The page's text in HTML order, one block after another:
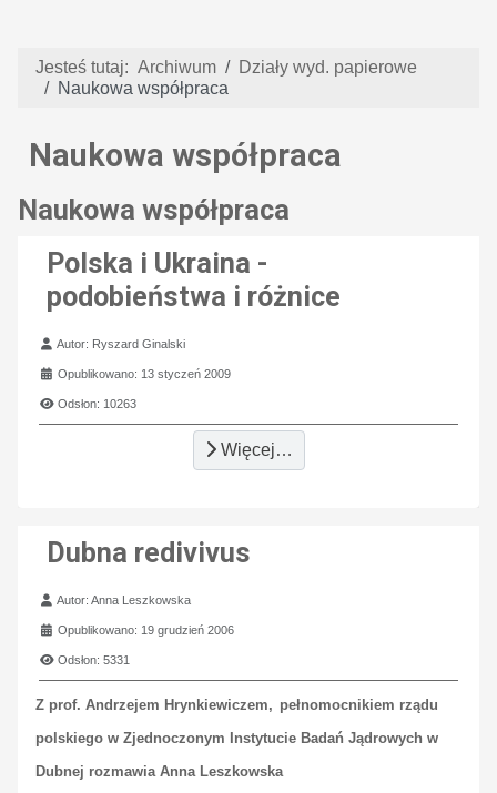
Jesteś tutaj: Archiwum
Działy wyd. papierowe
Naukowa współpraca
Naukowa współpraca
Naukowa współpraca
Polska i Ukraina -
podobieństwa i różnice
Szczegóły
Autor: Ryszard Ginalski
Opublikowano: 13 styczeń 2009
Odsłon: 10263
Więcej…
Dubna redivivus
Szczegóły
Autor:Anna Leszkowska
Opublikowano: 19 grudzień 2006
Odsłon: 5331
Z prof. Andrzejem Hrynkiewiczem, pełnomocnikiem rządu
polskiego w Zjednoczonym Instytucie Badań Jądrowych w
Dubnej rozmawia AnnaLeszkowska